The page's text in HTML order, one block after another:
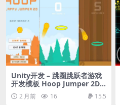
Unity开发 – 跳圈跳跃者游戏
开发模板 Hoop Jumper 2D –
Flappy Hoops Platform Tap
py Jumper Game (Mobile F
2 月前 16 15.5